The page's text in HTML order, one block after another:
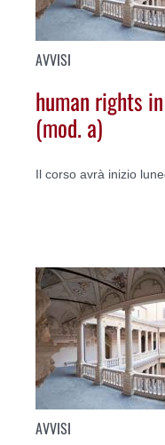
AVVISI
human rights
(mod. a)
Il corso avrà inizio
AVVISI